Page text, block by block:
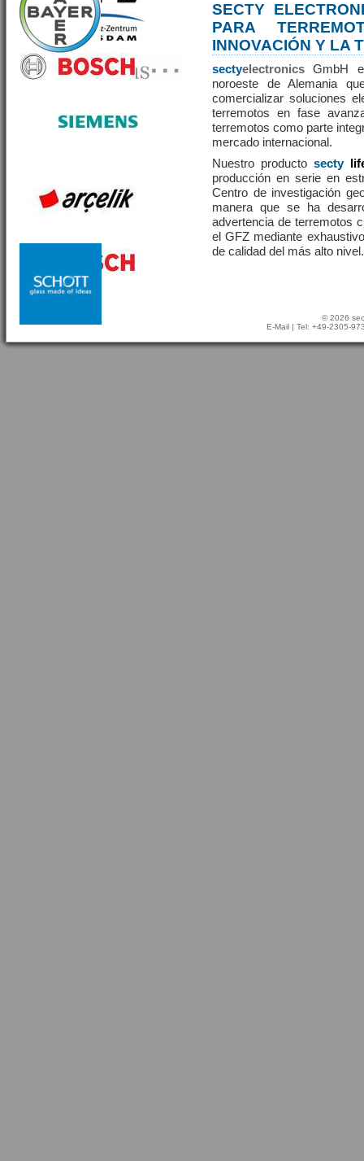
SECTY
PARA
INNOVACIÓN Y LA
sectyelectronics GmbH
noroeste de Alemania
comercializar soluciones
terremotos en fase
terremotos como parte
mercado internacional.
Nuestro productosecty
producción en serie en
Centro de investigación
manera que se ha
advertencia de terremotos
el GFZ mediante
de calidad del más alto nivel.
© 2026
E-Mail | Tel: +49-2305-